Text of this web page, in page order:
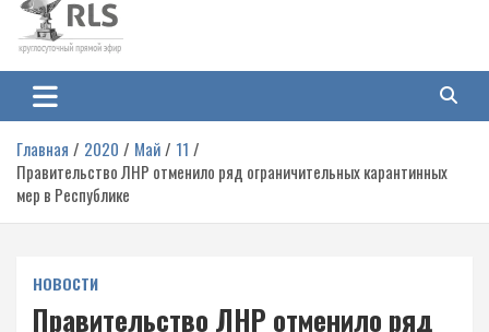
на Украине
ЛНР и других регионах.
Главная 2020 Май
11
Правительство ЛНР отменило ряд ограничительных карантинных
мер в Республике
НОВОСТИ
Правительство ЛНР отменило ряд